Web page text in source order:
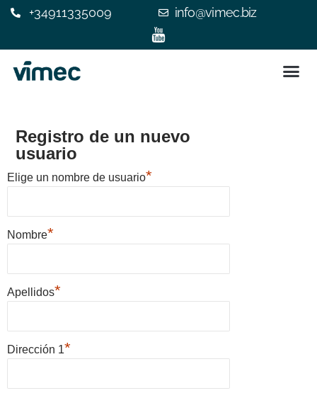
+34911335009 info@vimec.biz
Registro de un nuevo
usuario
Elige un nombre de usuario*
Nombre*
Apellidos*
Dirección 1*